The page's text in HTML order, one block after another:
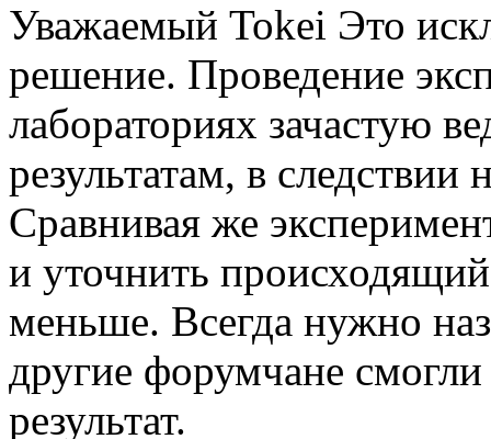
Уважаемый Tokei Это
решение. Проведение
лабораториях зачастую
результатам, в
Сравнивая же
и уточнить
меньше. Всегда нужно
другие форумчане смогли
результат.